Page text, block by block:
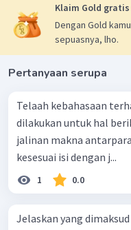
Klaim Gold
Dengan Gold
sepuasnya, lho.
Pertanyaan serupa
Telaah kebahasaan
dilakukan untuk hal berikut, yaitu .... (1)
jalinan makna antarparagraf (3)
kesesuai isi dengan j...
1 0.0
Jelaskan yang